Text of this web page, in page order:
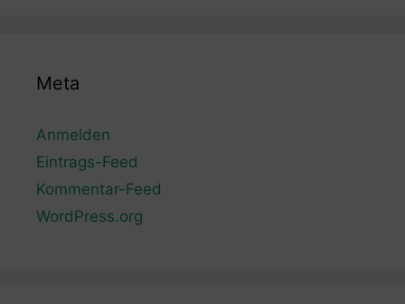
Meta
Anmelden
Eintrags-Feed
Kommentar-Feed
WordPress.org